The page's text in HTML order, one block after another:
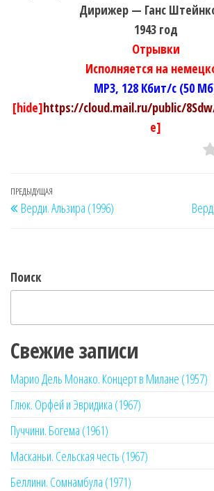
Дирижер — Ганс
1943 год
Отрывки
Исполняется на
MP3, 128 Кбит/с (50
[hide]https://cloud.mail.ru/public/
e]
Навигация
по
Предыдущая
запись
ПРЕДЫДУЩАЯ
Верди. Альзира (1996)
Поиск
Свежие записи
Марио Дель Монако. Концерт в Милане (1957)
Глюк. Орфей и Эвридика (1967)
Пуччини. Богема (1961)
Масканьи. Сельская честь (1967)
Беллини. Сомнамбула (1971)